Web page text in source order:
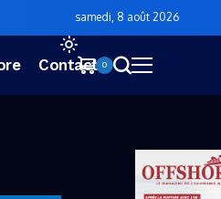
samedi, 8 août 2026
Contact 0